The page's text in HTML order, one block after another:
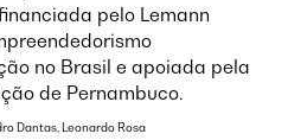
pelo Lemann
no Brasil e apoiada pela
de Pernambuco.
Dantas, Leonardo Rosa